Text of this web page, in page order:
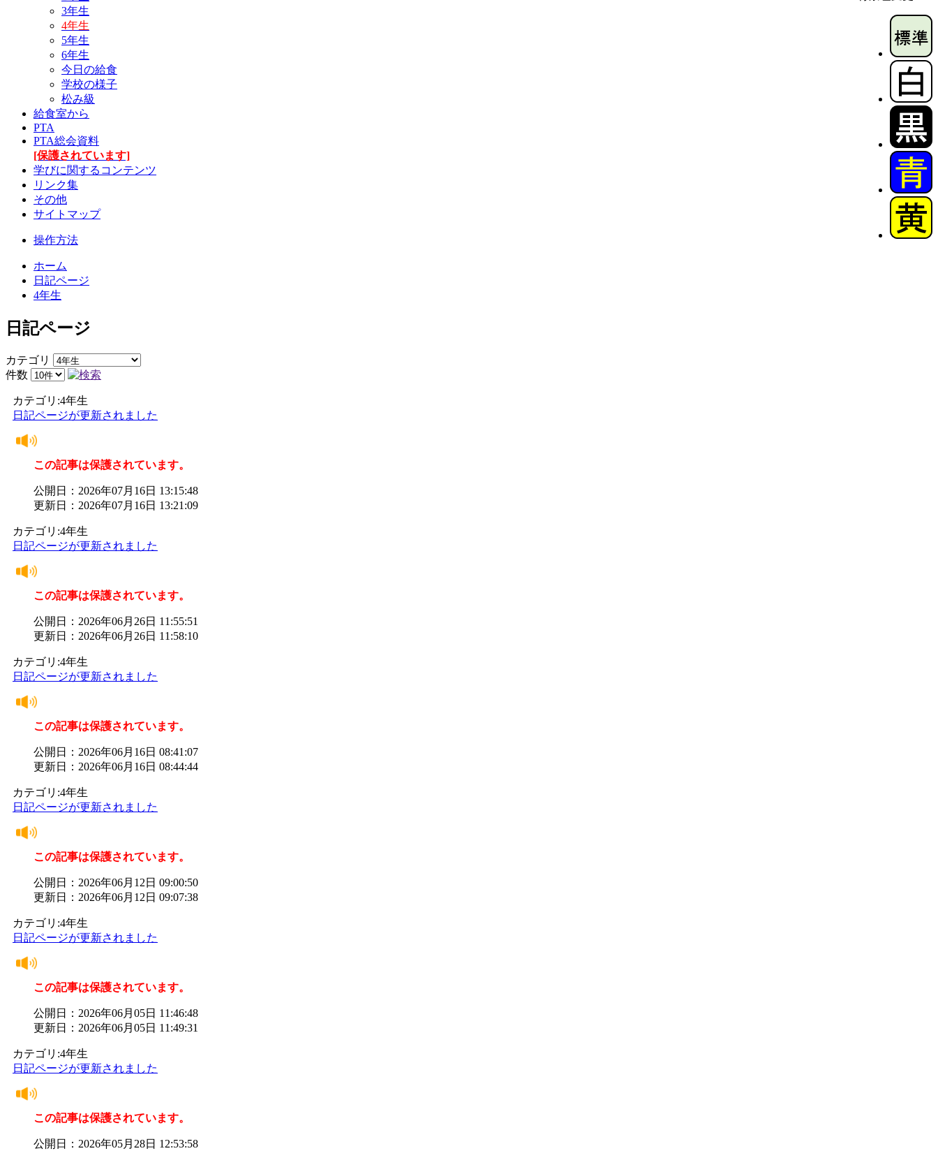
3年生
4年生
5年生
6年生
今日の給食
学校の様子
松み級
給食室から
PTA
PTA総会資料
[保護されています]
学びに関するコンテンツ
リンク集
その他
サイトマップ
操作方法
ホーム
日記ページ
4年生
日記ページ
カテゴリ
件数
カテゴリ:4年生
日記ページが更新されました
この記事は保護されています。
公開日：2026年07月16日 13:15:48
更新日：2026年07月16日 13:21:09
カテゴリ:4年生
日記ページが更新されました
この記事は保護されています。
公開日：2026年06月26日 11:55:51
更新日：2026年06月26日 11:58:10
カテゴリ:4年生
日記ページが更新されました
この記事は保護されています。
公開日：2026年06月16日 08:41:07
更新日：2026年06月16日 08:44:44
カテゴリ:4年生
日記ページが更新されました
この記事は保護されています。
公開日：2026年06月12日 09:00:50
更新日：2026年06月12日 09:07:38
カテゴリ:4年生
日記ページが更新されました
この記事は保護されています。
公開日：2026年06月05日 11:46:48
更新日：2026年06月05日 11:49:31
カテゴリ:4年生
日記ページが更新されました
この記事は保護されています。
公開日：2026年05月28日 12:53:58